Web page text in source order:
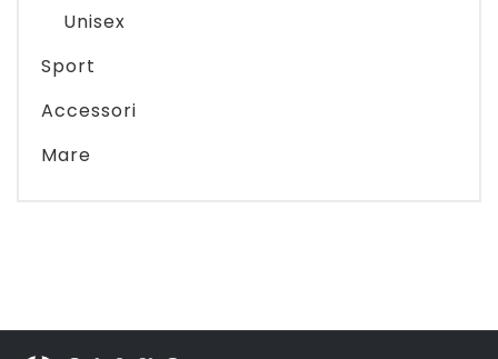
Unisex
Sport
Accessori
Mare